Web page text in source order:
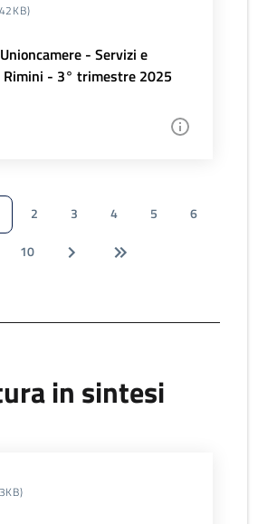
- Servizi e
- 3° trimestre 2025
2 3 4 5
6
10
in sintesi